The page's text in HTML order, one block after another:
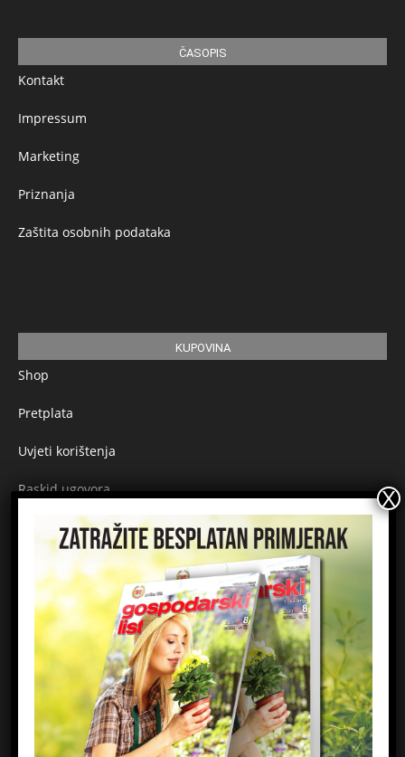
ČASOPIS
Kontakt
Impressum
Marketing
Priznanja
Zaštita osobnih podataka
KUPOVINA
Shop
Pretplata
Uvjeti korištenja
Raskid ugovora
Načini plaćanja
Sigurnost plaćanja
Prijavite se na newsletter
Email